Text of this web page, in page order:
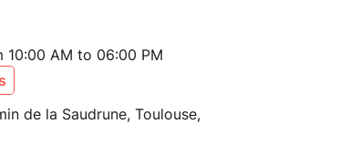
10:00 AM to 06:00 PM
de la Saudrune, Toulouse,